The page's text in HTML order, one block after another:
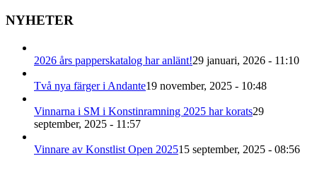
NYHETER
2026 års papperskatalog har anlänt!29 januari, 2026 - 11:10
Två nya färger i Andante19 november, 2025 - 10:48
Vinnarna i SM i Konstinramning 2025 har korats29
september, 2025 - 11:57
Vinnare av Konstlist Open 202515 september, 2025 - 08:56